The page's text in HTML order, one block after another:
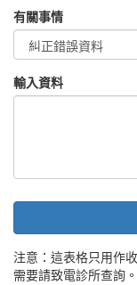
有關事情
輸入資料
注意：這表格只用作
需要請致電診所查詢。